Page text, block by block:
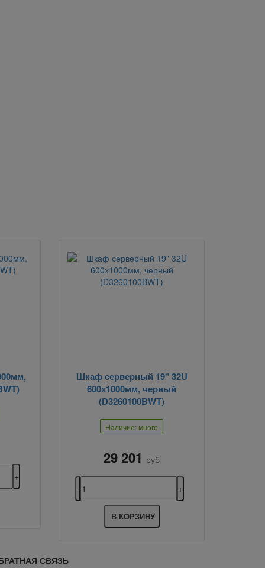
Шкаф серверный 19" 32U
600х1000мм, черный
(D3260100BWT)
Наличие: много
29 201 руб
В КОРЗИНУ
СВЯЗЬ